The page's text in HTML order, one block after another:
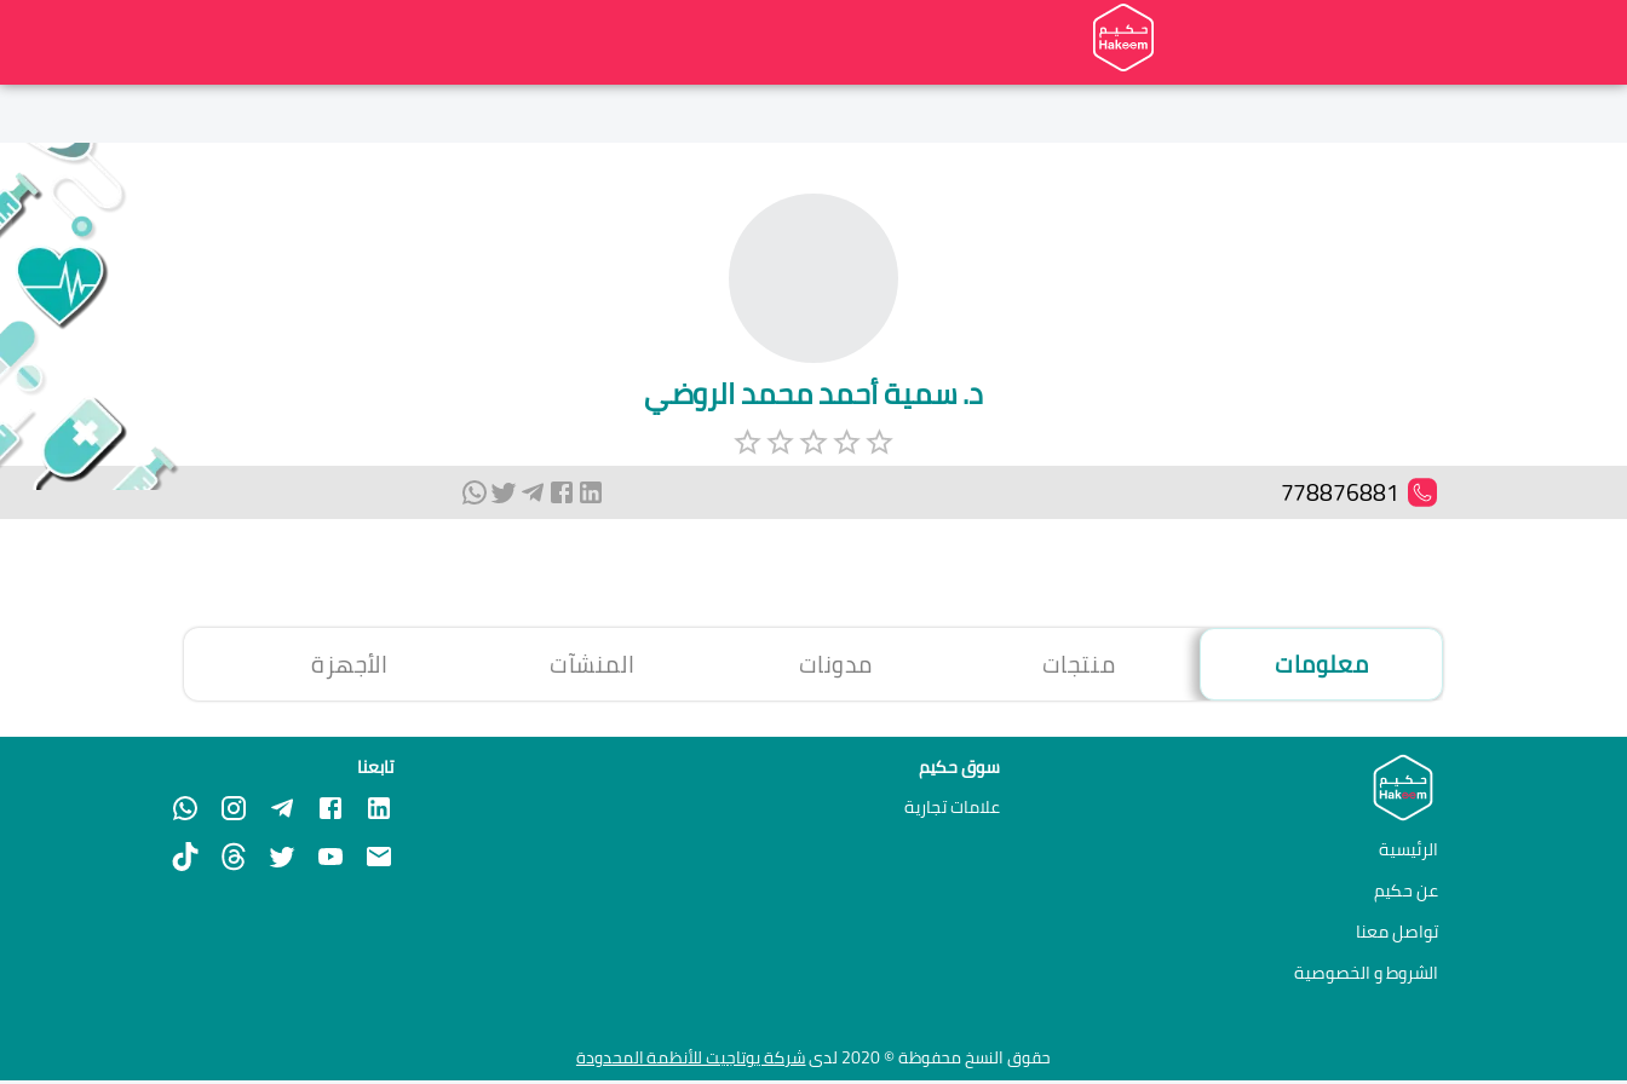
د. سمية أحمد محمد الروضي
778876881
معلومات منتجات مدونات المنشآت الأجهزة
الرئيسية
عن حكيم
تواصل معنا
الشروط و الخصوصية
سوق حكيم
علامات تجارية
تابعنا
حقوق النسخ محفوظة © 2020 لدى شركة يوتاجيت للأنظمة المحدودة